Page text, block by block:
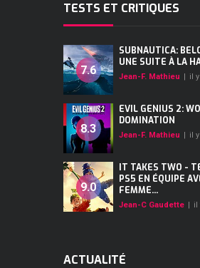
TESTS ET CRITIQUES
7.6
SUBNAUTICA:
UNE SUITE À LA
Jean-F. Mathieu | il
8.3
EVIL GENIUS 2:
DOMINATION
Jean-F. Mathieu | il
9.0
IT TAKES TWO -
PS5 EN ÉQUIPE
FEMME...
Jean-C Gaudette | il
ACTUALITÉ